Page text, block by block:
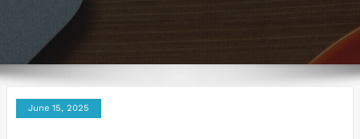
June 15, 2025